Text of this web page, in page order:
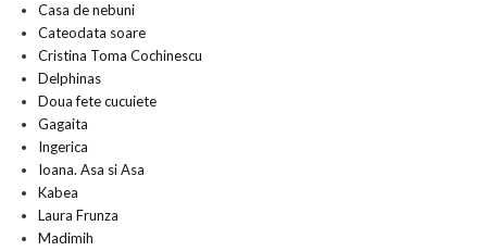
Casa de nebuni
Cateodata soare
Cristina Toma Cochinescu
Delphinas
Doua fete cucuiete
Gagaita
Ingerica
Ioana. Asa si Asa
Kabea
Laura Frunza
Madimih